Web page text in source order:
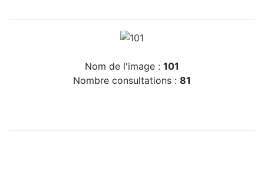
Nom de l'image : 101
Nombre consultations : 81